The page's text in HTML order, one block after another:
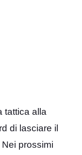
tattica alla
di lasciare il
Nei prossimi